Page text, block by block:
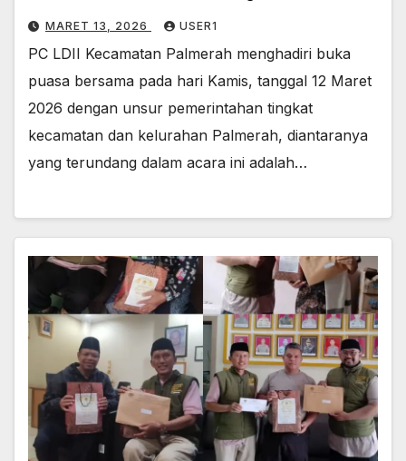
MARET 13, 2026 USER1
PC LDII Kecamatan Palmerah menghadiri buka
puasa bersama pada hari Kamis, tanggal 12 Maret
2026 dengan unsur pemerintahan tingkat
kecamatan dan kelurahan Palmerah, diantaranya
yang terundang dalam acara ini adalah…